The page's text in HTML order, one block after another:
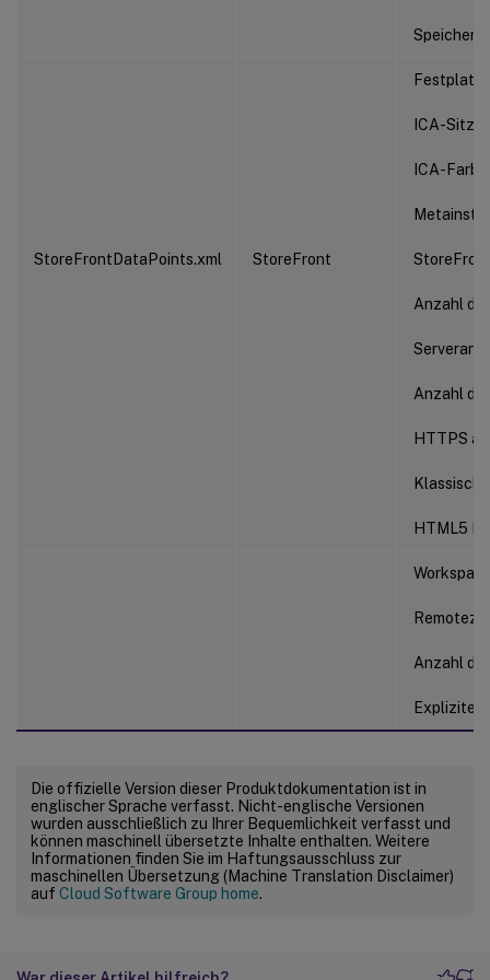
ICA-
ICA-
StoreFrontDataPoints.xml StoreFront
Anzahl
Anzahl
HTTPS
HTML5
Anzahl
Expliziter
Die offizielle Version dieser Produktdokumentation ist in
englischer Sprache verfasst. Nicht-englische Versionen
wurden ausschließlich zu Ihrer Bequemlichkeit verfasst und
können maschinell übersetzte Inhalte enthalten. Weitere
Informationen finden Sie im Haftungsausschluss zur
maschinellen Übersetzung (Machine Translation Disclaimer)
auf Cloud Software Group home.